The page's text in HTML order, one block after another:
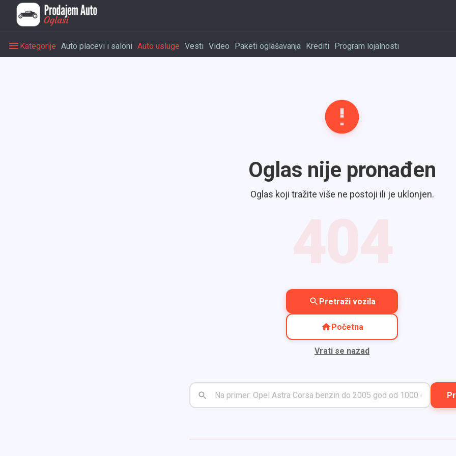
Kategorije Auto placevi i saloni Auto usluge Vesti Video Paketi oglašavanja Krediti Program lojalnosti
Oglas nije pronađen
Oglas koji tražite više ne postoji ili je uklonjen.
Pretraži vozila
Početna
Vrati se nazad